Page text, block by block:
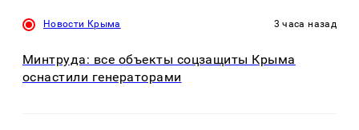
Новости Крыма 3 часа назад
Минтруда: все объекты соцзащиты Крыма
оснастили генераторами